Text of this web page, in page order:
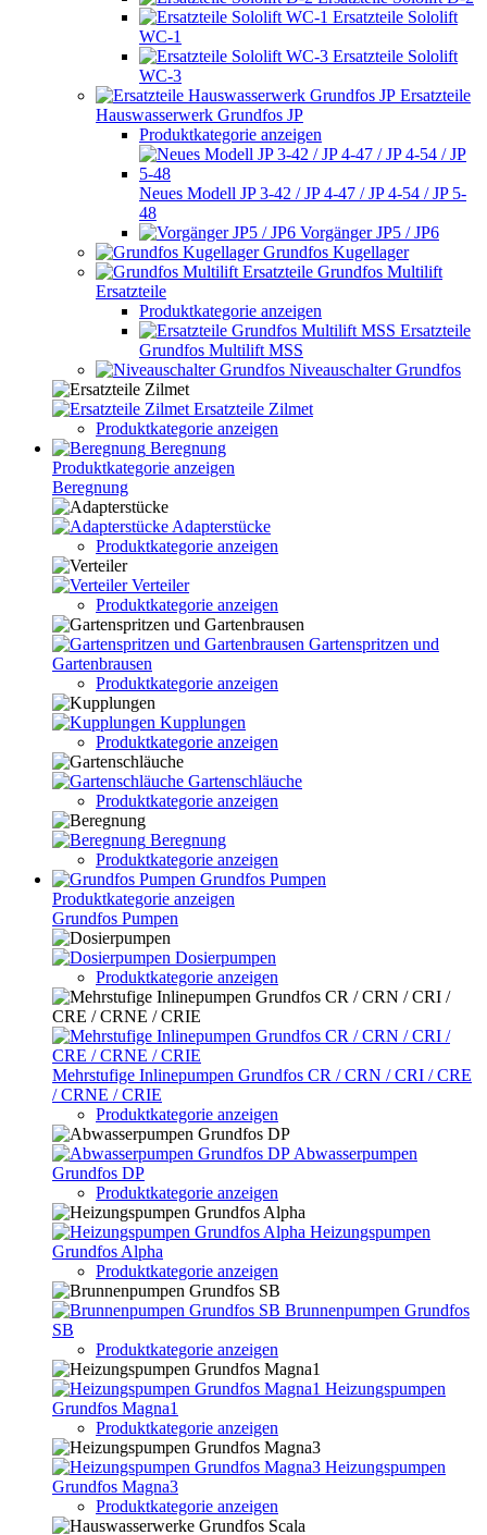
Ersatzteile Sololift
WC-1
Ersatzteile Sololift
WC-3
Ersatzteile
Hauswasserwerk Grundfos JP
Produktkategorie anzeigen
Neues Modell JP 3-42 / JP 4-47 / JP 4-54 / JP 5-
48
Vorgänger JP5 / JP6
Grundfos Kugellager
Grundfos Multilift
Ersatzteile
Produktkategorie anzeigen
Ersatzteile
Grundfos Multilift MSS
Niveauschalter Grundfos
Ersatzteile Zilmet
Produktkategorie anzeigen
Beregnung
Produktkategorie anzeigen
Beregnung
Adapterstücke
Produktkategorie anzeigen
Verteiler
Produktkategorie anzeigen
Gartenspritzen und
Gartenbrausen
Produktkategorie anzeigen
Kupplungen
Produktkategorie anzeigen
Gartenschläuche
Produktkategorie anzeigen
Beregnung
Produktkategorie anzeigen
Grundfos Pumpen
Produktkategorie anzeigen
Grundfos Pumpen
Dosierpumpen
Produktkategorie anzeigen
Mehrstufige Inlinepumpen Grundfos CR / CRN / CRI / CRE
/ CRNE / CRIE
Produktkategorie anzeigen
Abwasserpumpen
Grundfos DP
Produktkategorie anzeigen
Heizungspumpen
Grundfos Alpha
Produktkategorie anzeigen
Brunnenpumpen Grundfos
SB
Produktkategorie anzeigen
Heizungspumpen
Grundfos Magna1
Produktkategorie anzeigen
Heizungspumpen
Grundfos Magna3
Produktkategorie anzeigen